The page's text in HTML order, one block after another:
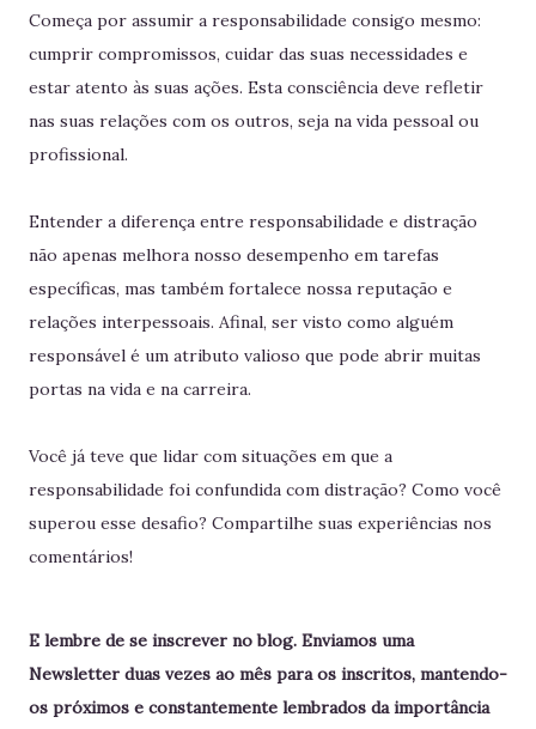
Começa por assumir a responsabilidade consigo mesmo:
cumprir compromissos, cuidar das suas necessidades e
estar atento às suas ações. Esta consciência deve refletir
nas suas relações com os outros, seja na vida pessoal ou
profissional.
Entender a diferença entre responsabilidade e distração
não apenas melhora nosso desempenho em tarefas
específicas, mas também fortalece nossa reputação e
relações interpessoais. Afinal, ser visto como alguém
responsável é um atributo valioso que pode abrir muitas
portas na vida e na carreira.
Você já teve que lidar com situações em que a
responsabilidade foi confundida com distração? Como você
superou esse desafio? Compartilhe suas experiências nos
comentários!
E lembre de se inscrever no blog. Enviamos uma
Newsletter duas vezes ao mês para os inscritos, mantendo-
os próximos e constantemente lembrados da importância